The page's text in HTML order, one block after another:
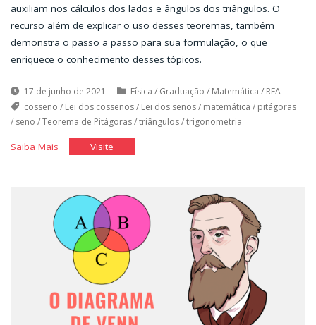
auxiliam nos cálculos dos lados e ângulos dos triângulos. O
recurso além de explicar o uso desses teoremas, também
demonstra o passo a passo para sua formulação, o que
enriquece o conhecimento desses tópicos.
17 de junho de 2021 Física / Graduação / Matemática / REA
cosseno / Lei dos cossenos/ Lei dos senos/ matemática / pitágoras
/ seno /Teorema de Pitágoras/triângulos/trigonometria
Saiba Mais"Um
os
triângulos."
Visite"Um
os
triângulos."